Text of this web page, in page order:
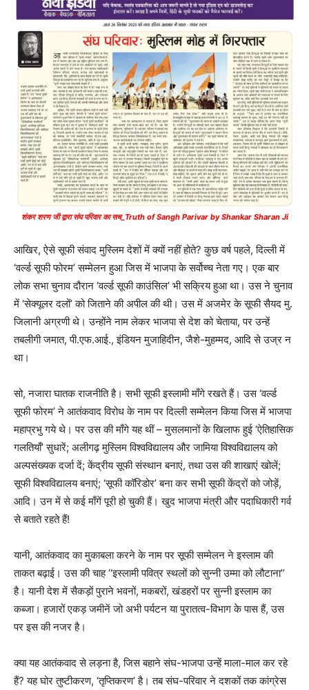
शंकर शरण जी द्वारा संघ परिवार का सच_Truth of Sangh Parivar by Shankar Sharan Ji
आखिर, ऐसे सूफी संवाद मुस्लिम देशों में क्यों नहीं होते? कुछ वर्ष पहले, दिल्ली में
‘वर्ल्ड सूफी फोरम’ सम्मेलन हुआ जिस में भाजपा के सर्वोच्च नेता गए। एक बार
लोक सभा चुनाव दौरान ‘वर्ल्ड सूफी काउंसिल’ भी सक्रिय हुआ था। उस ने चुनाव
में ‘सेक्यूलर दलों’ को जिताने की अपील की थी। उस में अजमेर के सूफी सैयद मु.
जिलानी अग्रणी थे। उन्होंने नाम लेकर भाजपा से देश को चेताया, पर उन्हें
तबलीगी जमात, पी.एफ.आई., इंडियन मुजाहिदीन, जैशे-मुहम्मद, आदि से उज्र न
था।
सो, नजारा घातक राजनीति है। सभी सूफी इस्लामी माँगे रखते हैं। उस ‘वर्ल्ड
सूफी फोरम’ ने आतंकवाद विरोध के नाम पर दिल्ली सम्मेलन किया जिस में भाजपा
महाप्रभु गये थे। पर उस की माँगे यह थीं – मुसलमानों के खिलाफ हुई ‘ऐतिहासिक
गलतियाँ’ सुधारें; अलीगढ़ मुस्लिम विश्वविद्यालय और जामिया विश्वविद्यालय को
अल्पसंख्यक दर्जा दें; केंद्रीय सूफी संस्थान बनाएं, तथा उस की शाखाएं खोलें;
सूफी विश्वविद्यालय बनाएं; ‘सूफी कॉरिडोर’ बना कर सभी सूफी केंद्रों को जोड़ें,
आदि। उन में से कई माँगें पूरी हो चुकी हैं। खुद भाजपा मंत्री और पदाधिकारी गर्व
से बताते रहते हैं!
यानी, आतंकवाद का मुकाबला करने के नाम पर सूफी सम्मेलन ने इस्लाम की
ताकत बढ़ाई। उस की चाह ‘‘इस्लामी पवित्र स्थलों को सुन्नी उम्मा को लौटाना’’
है। यानी देश में सैकड़ों पुराने भवनों, मकबरों, खंडहरों पर सुन्नी इस्लाम का
कब्जा। हजारों एकड़ जमीनें जो अभी पर्यटन या पुरातत्व-विभाग के पास हैं, उस
पर इस की नजर है।
क्या यह आतंकवाद से लड़ना है, जिस बहाने संघ-भाजपा उन्हें माला-माल कर रहे
हैं? यह घोर तुष्टीकरण, ‘तृप्तिकरण’ है। तब संघ-परिवार ने दशकों तक कांग्रेस